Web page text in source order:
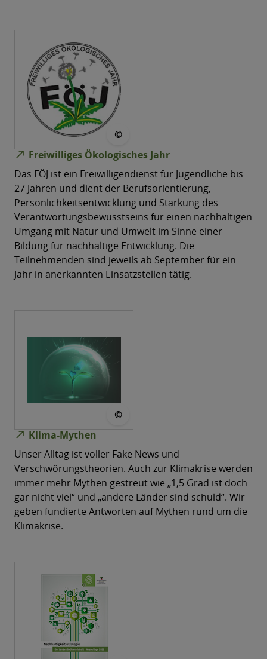
©
north_east Freiwilliges Ökologisches Jahr
Das FÖJ ist ein Freiwilligendienst für Jugendliche bis
27 Jahren und dient der Berufsorientierung,
Persönlichkeitsentwicklung und Stärkung des
Verantwortungsbewusstseins für einen nachhaltigen
Umgang mit Natur und Umwelt im Sinne einer
Bildung für nachhaltige Entwicklung. Die
Teilnehmenden sind jeweils ab September für ein
Jahr in anerkannten Einsatzstellen tätig.
©
north_east Klima-Mythen
Unser Alltag ist voller Fake News und
Verschwörungstheorien. Auch zur Klimakrise werden
immer mehr Mythen gestreut wie „1,5 Grad ist doch
gar nicht viel“ und „andere Länder sind schuld“. Wir
geben fundierte Antworten auf Mythen rund um die
Klimakrise.